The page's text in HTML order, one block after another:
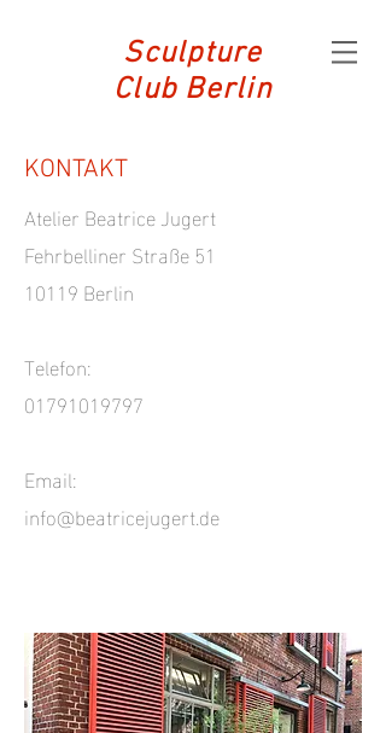
Sculpture
Club Berlin
KONTAKT
Atelier Beatrice Jugert
Fehrbelliner Straße 51
10119 Berlin
Telefon:
01791019797
Email:
info@beatricejugert.de